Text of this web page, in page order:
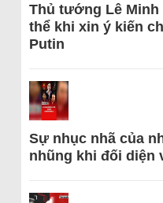
Thủ tướng Lê
thể khi xin ý kiến
Putin
Sự nhục nhã của
nhũng khi đối diện